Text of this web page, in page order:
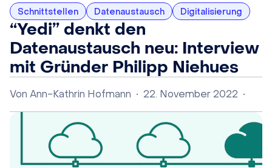
Schnittstellen Datenaustausch Digitalisierung
“Yedi” denkt den
Datenaustausch neu: Interview
mit Gründer Philipp Niehues
Von Ann-Kathrin Hofmann • 22. November 2022 •